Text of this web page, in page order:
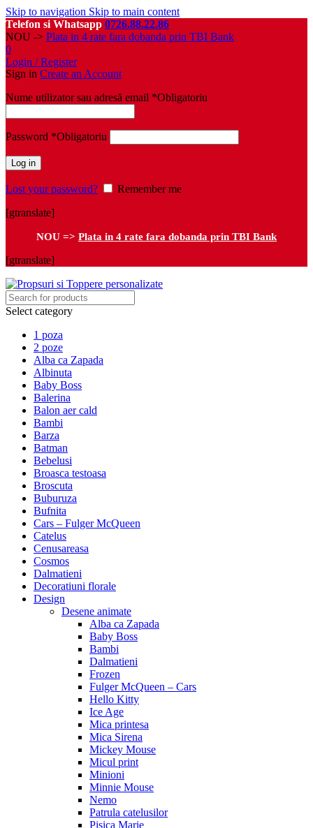
Skip to navigation Skip to main content
Telefon si Whatsapp 0726.88.22.86
NOU -> Plata in 4 rate fara dobanda prin TBI Bank
0
Login / Register
Sign in Create an Account
Nume utilizator sau adresă email *Obligatoriu
Password *Obligatoriu
Log in
Lost your password?
Remember me
[gtranslate]
NOU => Plata in 4 rate fara dobanda prin TBI Bank
[gtranslate]
Select category
1 poza
2 poze
Alba ca Zapada
Albinuta
Baby Boss
Balerina
Balon aer cald
Bambi
Barza
Batman
Bebelusi
Broasca testoasa
Broscuta
Buburuza
Bufnita
Cars – Fulger McQueen
Catelus
Cenusareasa
Cosmos
Dalmatieni
Decoratiuni florale
Design
Desene animate
Alba ca Zapada
Baby Boss
Bambi
Dalmatieni
Frozen
Fulger McQueen – Cars
Hello Kitty
Ice Age
Mica printesa
Mica Sirena
Mickey Mouse
Micul print
Minioni
Minnie Mouse
Nemo
Patrula catelusilor
Pisica Marie